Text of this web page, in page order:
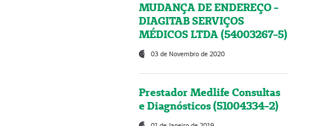
MUDANÇA DE ENDEREÇO -
DIAGITAB SERVIÇOS
MÉDICOS LTDA (54003267-5)
03 de Novembro de 2020
Prestador Medlife Consultas
e Diagnósticos (51004334-2)